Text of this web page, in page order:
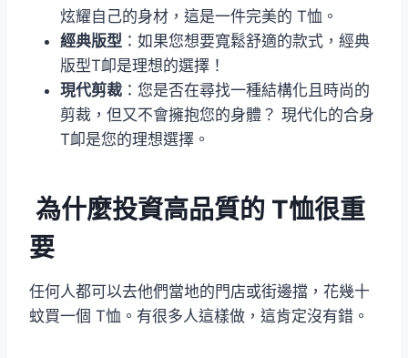
炫耀自己的身材，這是一件完美的 T恤。
經典版型 ：如果您想要寬鬆舒適的款式，經典
版型T卹是理想的選擇！
現代剪裁 ：您是否在尋找一種結構化且時尚的
剪裁，但又不會擁抱您的身體？ 現代化的合身
T卹是您的理想選擇。
為什麼投資高品質的 T恤很重
要
任何人都可以去他們當地的門店或街邊擋，花幾十
蚊買一個 T恤。有很多人這樣做，這肯定沒有錯。